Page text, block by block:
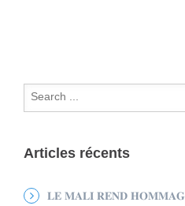
Articles récents
𝐋𝐄 𝐌𝐀𝐋𝐈 𝐑𝐄𝐍𝐃